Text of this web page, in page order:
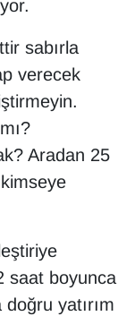
sabırla
verecek
Aradan 25
saat boyunca
yatırım